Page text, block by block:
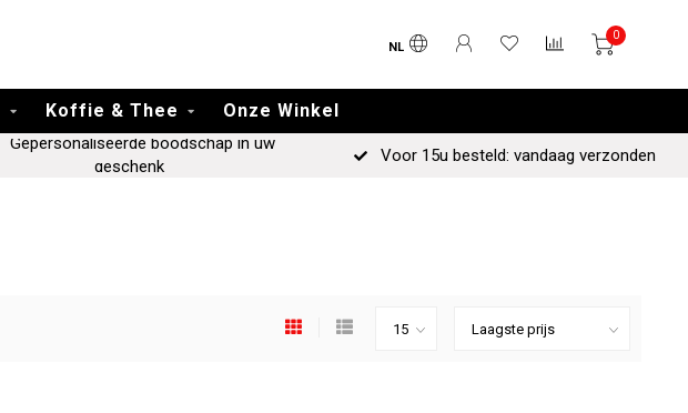
NL
0
Koffie & Thee Onze Winkel
Gepersonaliseerde boodschap in uw
geschenk
Voor 15u besteld: vandaag verzonden